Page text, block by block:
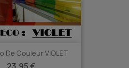
De Couleur VIOLET
Prix